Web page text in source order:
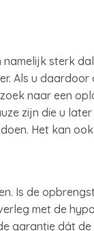
namelijk sterk
Als u
naar een
zijn die u
Het kan
Is de
met de
garantie dát